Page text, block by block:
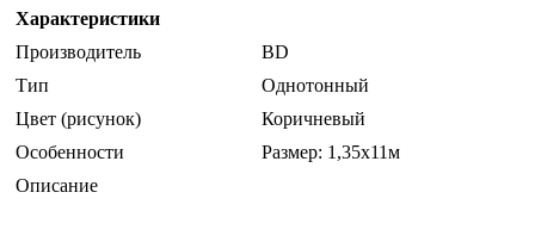
Характеристики
Производитель
BD
Тип
Однотонный
Цвет (рисунок)
Коричневый
Особенности
Размер: 1,35х11м
Описание